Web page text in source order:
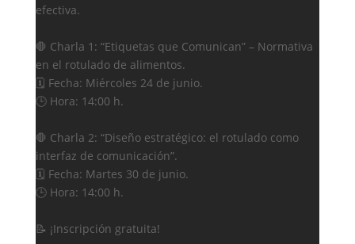
efectiva.
🛑 Charla 1: “Etiquetas que Comunican” – Normativa
en el rotulado de alimentos.
🗓️ Fecha: Miércoles 24 de junio.
🕒 Hora: 14:00 h.
🛑 Charla 2: “Diseño estratégico: el rotulado como
interfaz de comunicación”.
🗓️ Fecha: Martes 30 de junio.
🕒 Hora: 14:00 h.
📝 ¡Inscripción gratuita!